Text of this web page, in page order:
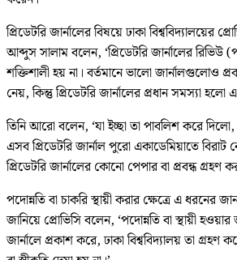
প্রিডেটরি জার্নালের বিষয়ে ঢাকা বিশ্ববিদ্যালয়ের
আব্দুস সালাম বলেন, ‘প্রিডেটরি জার্নালের রিভিউ
শক্তিশালী হয় না। বর্তমানে ভালো জার্নালগুলোও
নেয়, কিন্তু প্রিডেটরি জার্নালের প্রধান সমস্যা হলো
তিনি আরো বলেন, ‘যা ইচ্ছা তা পাবলিশ করে
এসব প্রিডেটরি জার্নাল পুরো একাডেমিয়াতে বিরাট
প্রিডেটরি জার্নালের কোনো পেপার বা প্রবন্ধ গ্রহণ
পদোন্নতি বা চাকরি স্থায়ী করার ক্ষেত্রে এ ধরনের
জানিয়ে প্রোভিসি বলেন, ‘পদোন্নতি বা স্থায়ী
জার্নালে প্রকাশ করে, ঢাকা বিশ্ববিদ্যালয় তা